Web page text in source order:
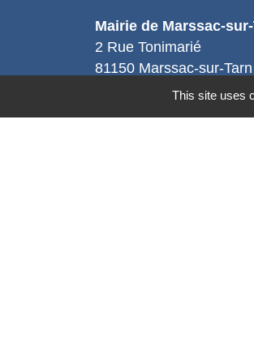
Mairie de Marssac-
2 Rue Tonimarié
81150 Marssac-sur-
+33 5 63 55 40 47This site uses